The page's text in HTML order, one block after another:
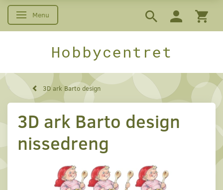
Skifte navigation
Menu
Hobbycentret
3D ark Barto design
3D ark Barto design
nissedreng